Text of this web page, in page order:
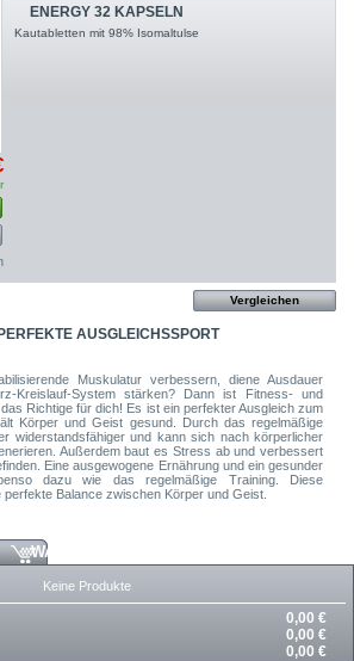
ENERGY 32 KAPSELN
Kautabletten mit 98% Isomaltulse
AUSGLEICHSSPORT
Muskulatur verbessern, diene Ausdauer
Kreislauf-System stärken? Dann ist Fitness- und
Richtige für dich! Es ist ein perfekter Ausgleich zum
Körper und Geist gesund. Durch das regelmäßige
widerstandsfähiger und kann sich nach körperlicher
Außerdem baut es Stress ab und verbessert
Eine ausgewogene Ernährung und ein gesunder
dazu wie das regelmäßige Training. Diese
perfekte Balance zwischen Körper und Geist.
WARENKORB
Keine Produkte
0,00 €
0,00 €
0,00 €